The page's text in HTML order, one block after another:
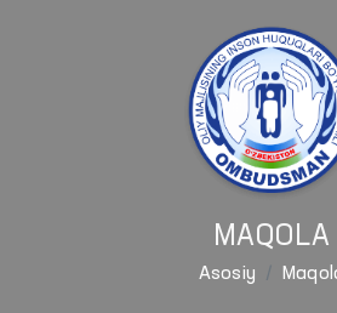
MAQOLA
Asosiy